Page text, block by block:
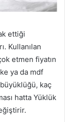
ettiği
Kullanılan
etmen fiyatın
ya da mdf
kaç
hatta Yüklük